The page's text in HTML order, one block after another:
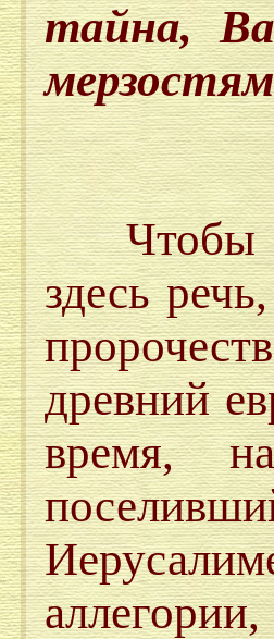
тайна,
Чтобы
здесь
древний
время,